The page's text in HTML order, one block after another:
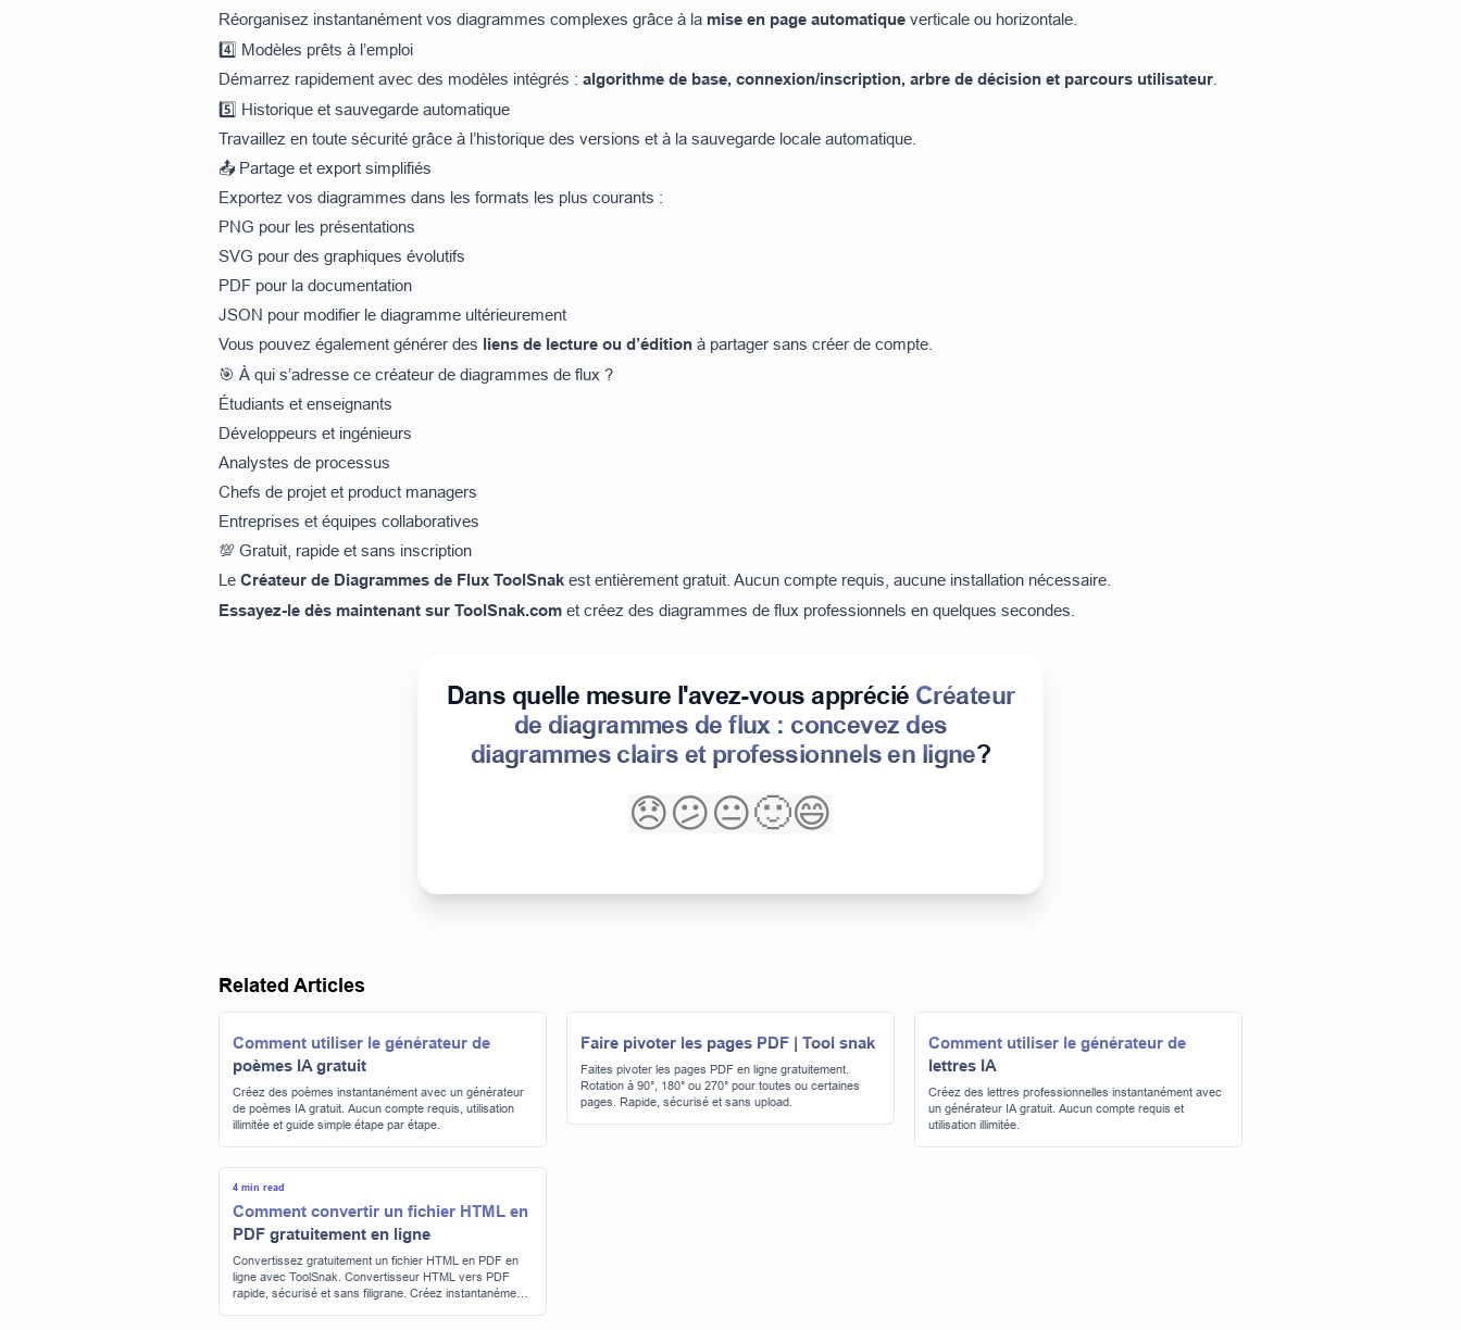
Réorganisez instantanément vos diagrammes complexes grâce à la mise en page automatique verticale ou horizontale.
4️⃣ Modèles prêts à l’emploi
Démarrez rapidement avec des modèles intégrés : algorithme de base, connexion/inscription, arbre de décision et parcours utilisateur
5️⃣ Historique et sauvegarde automatique
Travaillez en toute sécurité grâce à l’historique des versions et à la sauvegarde locale automatique.
📤 Partage et export simplifiés
Exportez vos diagrammes dans les formats les plus courants :
PNG pour les présentations
SVG pour des graphiques évolutifs
PDF pour la documentation
JSON pour modifier le diagramme ultérieurement
Vous pouvez également générer des liens de lecture ou d’édition à partager sans créer de compte.
🎯 À qui s’adresse ce créateur de diagrammes de flux ?
Étudiants et enseignants
Développeurs et ingénieurs
Analystes de processus
Chefs de projet et product managers
Entreprises et équipes collaboratives
💯 Gratuit, rapide et sans inscription
Le Créateur de Diagrammes de Flux ToolSnak est entièrement gratuit. Aucun compte requis, aucune installation nécessaire.
Essayez-le dès maintenant sur ToolSnak.com et créez des diagrammes de flux professionnels en quelques secondes.
Dans quelle mesure l'avez-vous apprécié Créateur
de diagrammes de flux : concevez des
diagrammes clairs et professionnels en ligne?
😞😕😐🙂😄
Related Articles
Comment utiliser le générateur de
poèmes IA gratuit
Créez des poèmes instantanément avec un générateur
de poèmes IA gratuit. Aucun compte requis, utilisation
illimitée et guide simple étape par étape.
Faire pivoter les pages PDF | Tool snak
Faites pivoter les pages PDF en ligne gratuitement.
Rotation à 90°, 180° ou 270° pour toutes ou certaines
pages. Rapide, sécurisé et sans upload.
Comment utiliser le générateur de
lettres IA
Créez des lettres professionnelles instantanément avec
un générateur IA gratuit. Aucun compte requis et
utilisation illimitée.
4 min read
Comment convertir un fichier HTML en
PDF gratuitement en ligne
Convertissez gratuitement un fichier HTML en PDF en
ligne avec ToolSnak. Convertisseur HTML vers PDF
rapide, sécurisé et sans filigrane. Créez instantanément